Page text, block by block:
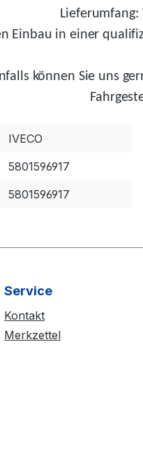
Einbau in einer
können Sie uns
IVECO
5801596917
5801596917
Service
Kontakt
Merkzettel